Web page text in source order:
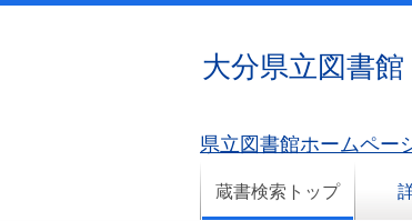
大分県立図書
県立図書館ホームペー
蔵書検索トップ